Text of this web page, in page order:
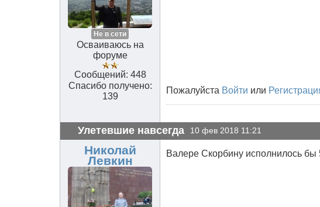
Не в сети
Осваиваюсь на
форуме
Сообщений: 448
Спасибо получено:
139
Пожалуйста Войти или
Улетевшие навсегда 10 фев 2018 11:21
Николай
Левкин
Валере Скорбину исполнилось